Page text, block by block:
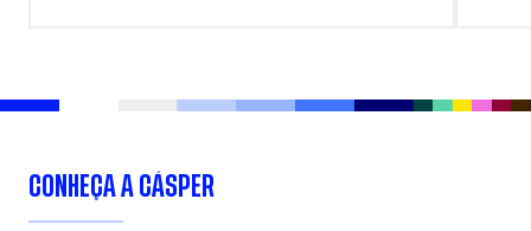
CONHEÇA A CÁSPER